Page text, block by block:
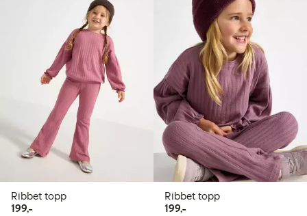
Ribbet topp
199,-199,00 kr
Ribbet topp
199,-199,00 kr